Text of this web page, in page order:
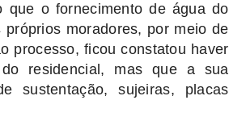
que o fornecimento de água do
moradores, por meio de
processo, ficou constatou haver
residencial, mas que a sua
sustentação, sujeiras, placas